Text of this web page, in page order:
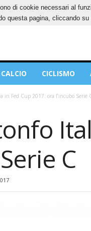
COOKIES PRIVACY
CALCIO CICLISMO
in Fed Cup 2017: ora l’incubo Serie
C
di cookie necessari al
questa pagina, cliccando